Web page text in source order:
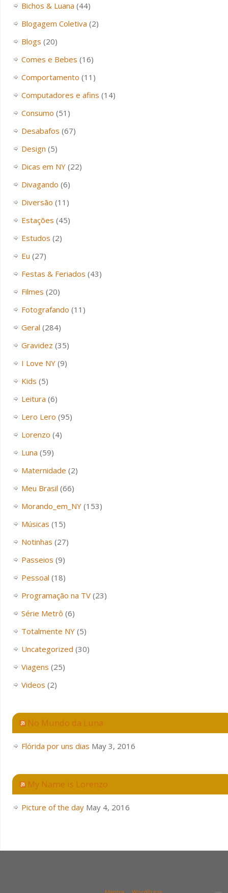
Bichos & Luana (44)
Blogagem Coletiva (2)
Blogs (20)
Comes e Bebes (16)
Comportamento (11)
Computadores e afins (14)
Consumo (51)
Desabafos (67)
Design (5)
Dicas em NY(22)
Divagando (6)
Diversão (11)
Estações (45)
Estudos (2)
Eu (27)
Festas & Feriados (43)
Filmes (20)
Fotografando (11)
Geral (284)
Gravidez (35)
I Love NY(9)
Kids (5)
Leitura (6)
Lero Lero (95)
Lorenzo (4)
Luna (59)
Maternidade (2)
Meu Brasil (66)
Morando_em_NY(153)
Músicas (15)
Notinhas (27)
Passeios (9)
Pessoal (18)
Programação na TV(23)
Série Metrô (6)
Totalmente NY(5)
Uncategorized (30)
Viagens (25)
Videos (2)
No Mundo da Luna
Flórida por uns dias May 3, 2016
My Name is Lorenzo
Picture of the day May 4, 2016